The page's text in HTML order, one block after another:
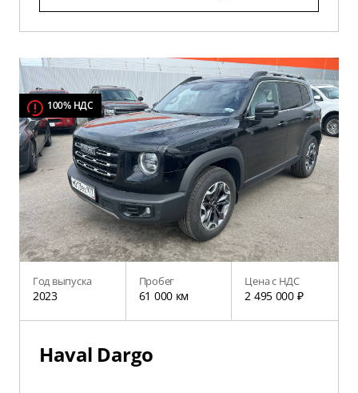
100% НДС
Год выпуска
2023
Пробег
61 000 км
Цена с НДС
2 495 000 ₽
Haval Dargo